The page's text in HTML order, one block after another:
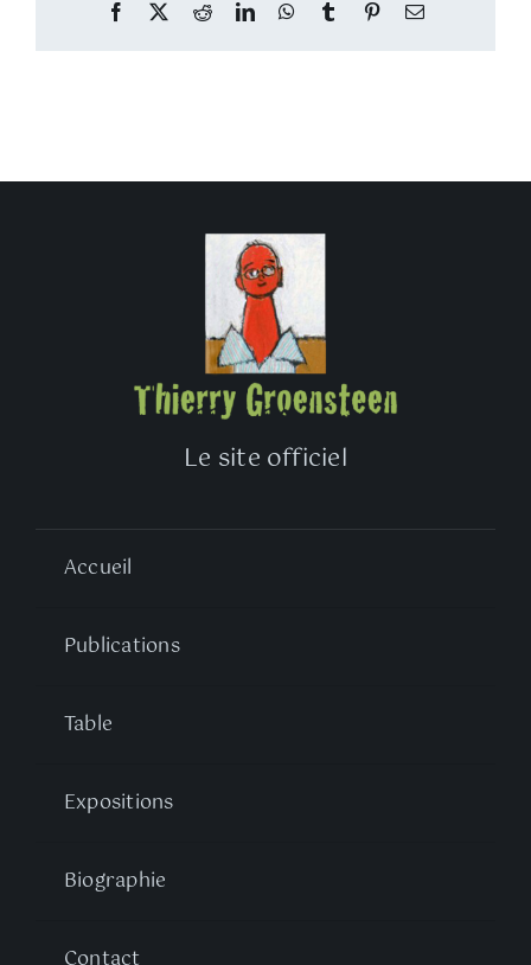
Facebook
TwitterRedditLinkedInWhatsApp
TumblrPinterestEmail
Le site officiel
Accueil
Publications
Table
Expositions
Biographie